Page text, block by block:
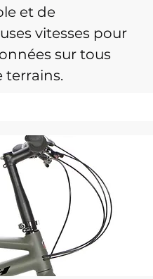
et de
vitesses pour
sur tous
terrains.